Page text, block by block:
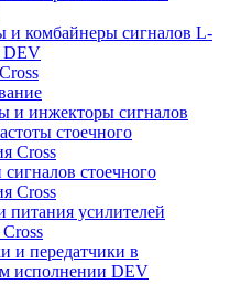
и комбайнеры сигналов L-
DEV
и инжекторы сигналов
стоечного
Cross
стоечного
Cross
питания усилителей
и передатчики в
исполнении DEV